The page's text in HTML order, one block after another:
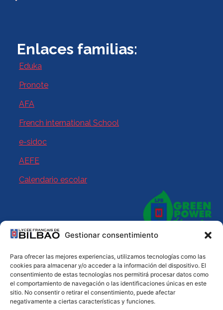
Gestionar consentimiento
Para ofrecer las mejores experiencias, utilizamos tecnologías como las
cookies para almacenar y/o acceder a la información del dispositivo. El
consentimiento de estas tecnologías nos permitirá procesar datos como
el comportamiento de navegación o las identificaciones únicas en este
sitio. No consentir o retirar el consentimiento, puede afectar
negativamente a ciertas características y funciones.
Enlaces familias:
Eduka
Pronote
AFA
French international School
e-sidoc
AEFE
Calendario escolar
© 2025 Lycée Français de Bilbao. Todos los derechos
reservados